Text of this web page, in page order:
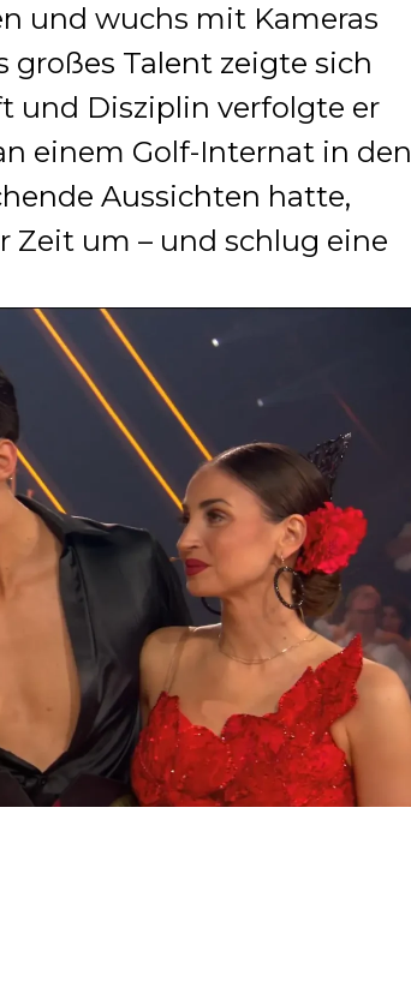
und wuchs mit Kameras
großes Talent zeigte sich
und Disziplin verfolgte er
einem Golf-Internat in den
Aussichten hatte,
Zeit um – und schlug eine